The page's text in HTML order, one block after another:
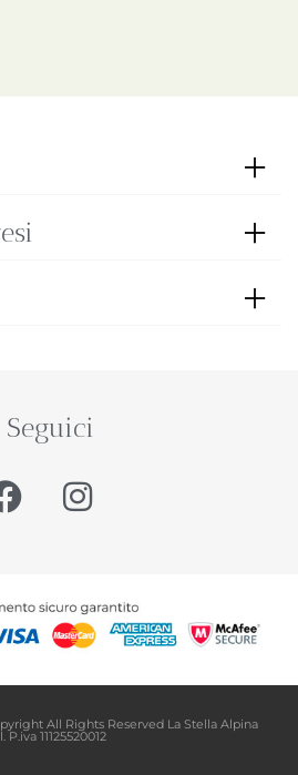
Seguici
All Rights Reserved La Stella Alpina
P.iva 11125520012